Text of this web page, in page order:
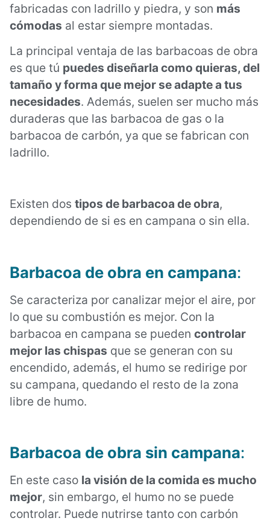
fabricadas con ladrillo y piedra, y son más
cómodas al estar siempre montadas.
La principal ventaja de las barbacoas de obra
es que tú puedes diseñarla como quieras, del
tamaño y forma que mejor se adapte a tus
necesidades. Además, suelen ser mucho más
duraderas que las barbacoa de gas o la
barbacoa de carbón, ya que se fabrican con
ladrillo.
Existen dos tipos de barbacoa de obra,
dependiendo de si es en campana o sin ella.
Barbacoa de obra en campana:
Se caracteriza por canalizar mejor el aire, por
lo que su combustión es mejor. Con la
barbacoa en campana se pueden controlar
mejor las chispas que se generan con su
encendido, además, el humo se redirige por
su campana, quedando el resto de la zona
libre de humo.
Barbacoa de obra sin campana:
En este caso la visión de la comida es mucho
mejor, sin embargo, el humo no se puede
controlar. Puede nutrirse tanto con carbón